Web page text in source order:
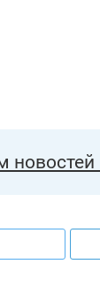
новостей